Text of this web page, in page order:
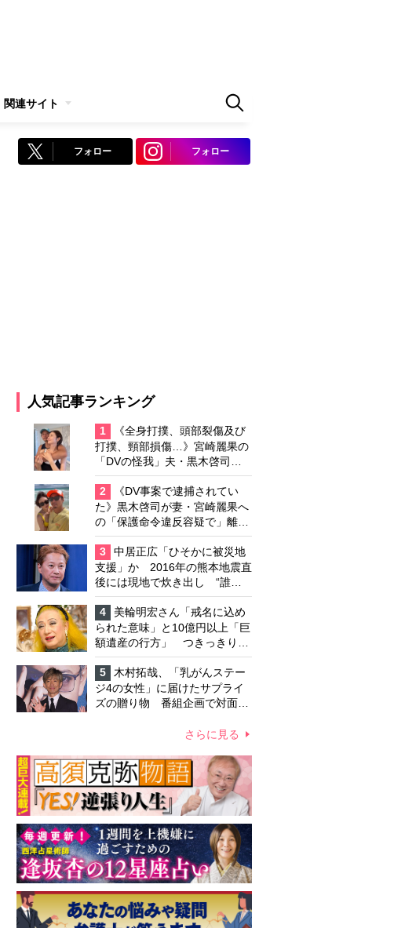
関連サイト
フォロー フォロー
人気記事ランキング
1
《全身打撲、頭部裂傷及び
打撲、頸部損傷…》宮崎麗果の
「DVの怪我」夫・黒木啓司の
逮捕で始まる「夫婦の闘争」
2
《DV事案で逮捕されてい
た》黒木啓司が妻・宮崎麗果へ
の「保護命令違反容疑で」離婚
協議は「第二ステージ」へ
3
中居正広「ひそかに被災地
支援」か 2016年の熊本地震直
後には現地で炊き出し “誰に
も知られなくて良い”と、むし
ろ強まる福祉活動への思い
4
美輪明宏さん「戒名に込め
られた意味」と10億円以上「巨
額遺産の行方」 つきっきりで
私生活をサポートしていた元俳
優が相続か
5
木村拓哉、「乳がんステー
ジ4の女性」に届けたサプライ
ズの贈り物 番組企画で対面し
心遣いに「うれしくて号泣しま
さらに見る